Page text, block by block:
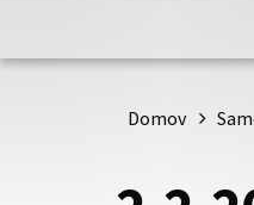
Domov